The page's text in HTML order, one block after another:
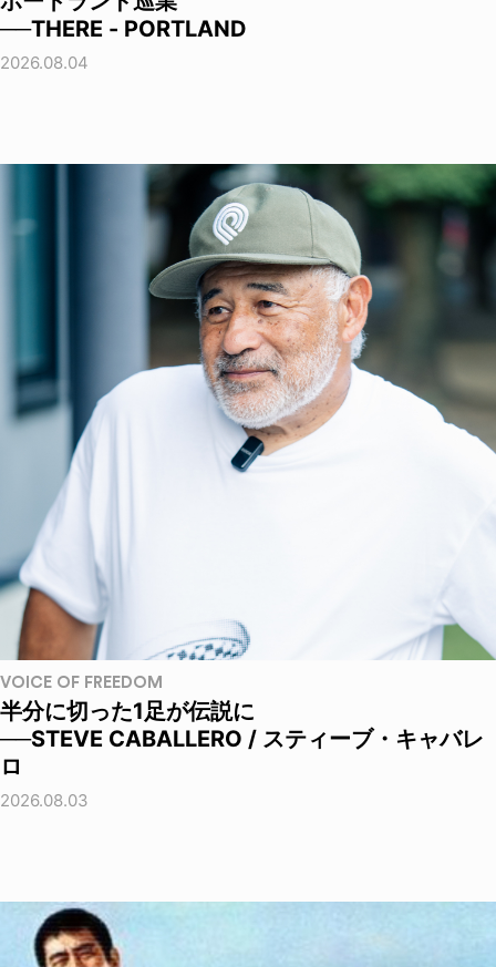
──THERE - PORTLAND
2026.08.04
VOICE OF FREEDOM
半分に切った1足が伝説に
──STEVE CABALLERO / スティーブ・キャバレ
ロ
2026.08.03